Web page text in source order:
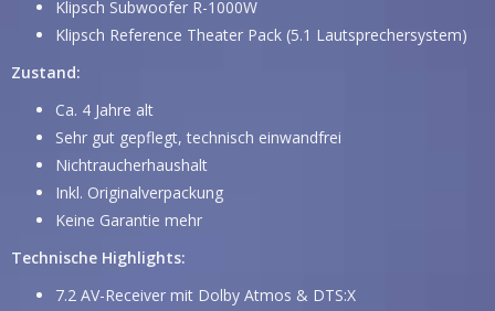
Klipsch Subwoofer R-1000W
Klipsch Reference Theater Pack (5.1 Lautsprechersystem)
Zustand:
Ca. 4 Jahre alt
Sehr gut gepflegt, technisch einwandfrei
Nichtraucherhaushalt
Inkl. Originalverpackung
Keine Garantie mehr
Technische Highlights:
7.2 AV-Receiver mit Dolby Atmos & DTS:X